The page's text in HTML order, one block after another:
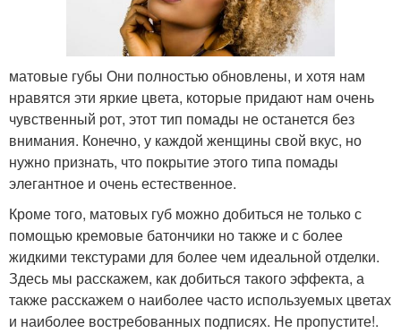
матовые губы Они полностью обновлены, и хотя нам
нравятся эти яркие цвета, которые придают нам очень
чувственный рот, этот тип помады не останется без
внимания. Конечно, у каждой женщины свой вкус, но
нужно признать, что покрытие этого типа помады
элегантное и очень естественное.
Кроме того, матовых губ можно добиться не только с
помощью кремовые батончики но также и с более
жидкими текстурами для более чем идеальной отделки.
Здесь мы расскажем, как добиться такого эффекта, а
также расскажем о наиболее часто используемых цветах
и ​​наиболее востребованных подписях. Не пропустите!.